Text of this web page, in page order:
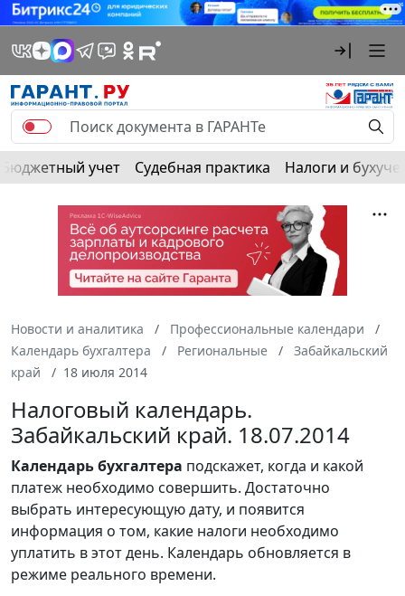
Бюджетный учет Судебная практика Налоги и
Новости и аналитика
Профессиональные календари
Календарь бухгалтера
Региональные
Забайкальский
край
18 июля 2014
Налоговый календарь.
Забайкальский край. 18.07.2014
Календарьбухгалтера подскажет, когда и какой
платеж необходимо совершить. Достаточно
выбрать интересующую дату, и появится
информация о том, какие налоги необходимо
уплатить в этот день. Календарь обновляется в
режиме реального времени.